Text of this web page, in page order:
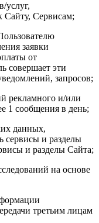
услуг,
Сайту, Сервисам;
заявки
от
совершает эти
запросов;
рекламного и/или
1 сообщения в день;
данных,
сервисы и разделы
и разделы Сайта;
на основе
третьим лицам